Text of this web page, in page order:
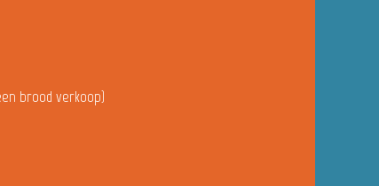
brood verkoop)